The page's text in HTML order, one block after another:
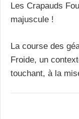
Les Crapauds
majuscule !
La course des
Froide, un
touchant, à la